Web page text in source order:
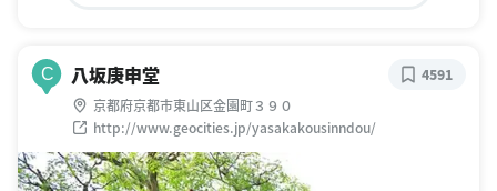
C 八坂庚申堂
京都府京都市東山区金園町３９０
http://www.geocities.jp/yasakakousinndou/
4591